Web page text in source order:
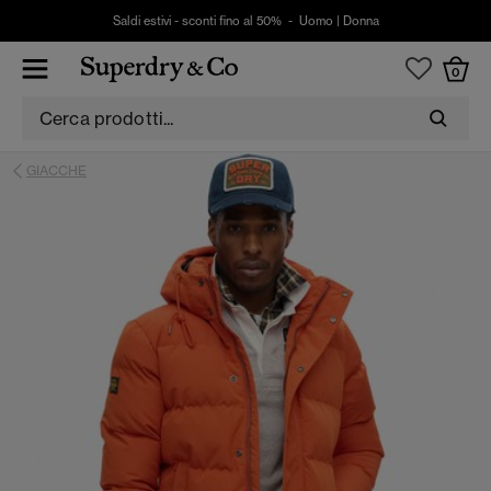
Saldi estivi - sconti fino al 50% - Uomo Donna
0
GIACCHE